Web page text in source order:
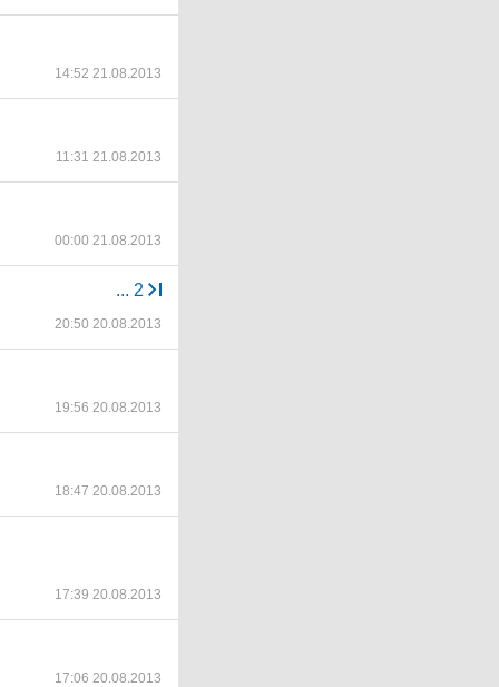
14:52 21.08.2013
11:31 21.08.2013
00:00 21.08.2013
... 2
20:50 20.08.2013
19:56 20.08.2013
18:47 20.08.2013
17:39 20.08.2013
17:06 20.08.2013